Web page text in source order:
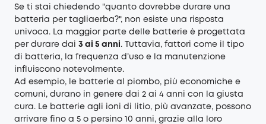
Se ti stai chiedendo "quanto dovrebbe durare una
batteria per tagliaerba?", non esiste una risposta
univoca. La maggior parte delle batterie è progettata
per durare dai 3 ai 5 anni . Tuttavia, fattori come il tipo
di batteria, la frequenza d’uso e la manutenzione
influiscono notevolmente.
Ad esempio, le batterie al piombo, più economiche e
comuni, durano in genere dai 2 ai 4 anni con la giusta
cura. Le batterie agli ioni di litio, più avanzate, possono
arrivare fino a 5 o persino 10 anni, grazie alla loro